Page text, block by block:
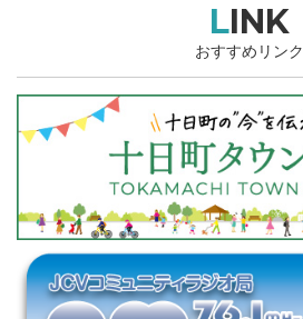
LINK
おすすめリンク